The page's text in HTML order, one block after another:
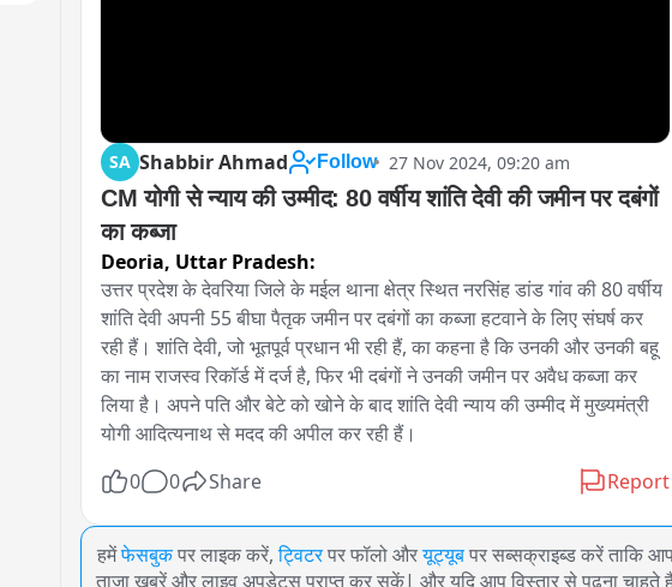
SA Shabbir Ahmad Follow 27 Nov 2024, 09:20 am
CM योगी से न्याय की उम्मीद: 80 वर्षीय शांति देवी की जमीन पर दबंगों
का कब्जा
Deoria, Uttar Pradesh:
उत्तर प्रदेश के देवरिया जिले के मईल थाना क्षेत्र स्थित नरसिंह डांड गांव की 80 वर्षीय
शांति देवी अपनी 55 बीघा पैतृक जमीन पर दबंगों का कब्जा हटवाने के लिए संघर्ष कर
रही हैं। शांति देवी, जो भूतपूर्व प्रधान भी रही हैं, का कहना है कि उनकी और उनकी बहू
का नाम राजस्व रिकॉर्ड में दर्ज है, फिर भी दबंगों ने उनकी जमीन पर अवैध कब्जा कर
लिया है। अपने पति और बेटे को खोने के बाद शांति देवी न्याय की उम्मीद में मुख्यमंत्री
योगी आदित्यनाथ से मदद की अपील कर रही हैं।
0
0 Share Report
हमेंफेसबुक पर लाइक करें, ट्विटर पर फॉलो औरयूट्यूब पर सब्सक्राइब्ड करें ताकि
ताजा खबरें और लाइव अपडेट्स प्राप्त कर सकें| और यदि आप विस्तार से पढ़ना चाहते